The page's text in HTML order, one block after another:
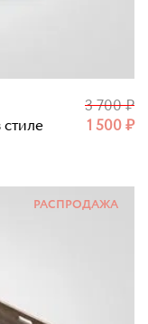
1 500₽
3 700₽
РАСПРОДАЖА